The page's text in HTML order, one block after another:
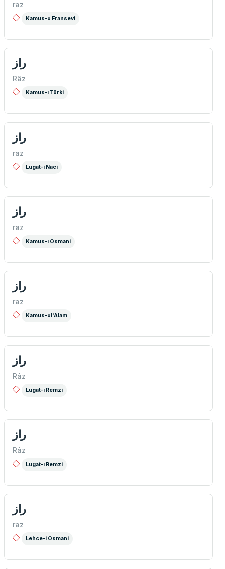
raz
Kamus-u Fransevi
راز
Râz
Kamus-ı Türki
راز
raz
Lugat-i Naci
راز
raz
Kamus-ı Osmani
راز
raz
Kamus-ul'Alam
راز
Râz
Lugat-ı Remzi
راز
Râz
Lugat-ı Remzi
راز
raz
Lehce-i Osmani